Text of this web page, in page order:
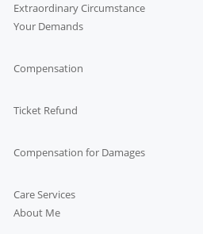
Extraordinary Circumstance
Your Demands
Compensation
Ticket Refund
Compensation for Damages
Care Services
About Me